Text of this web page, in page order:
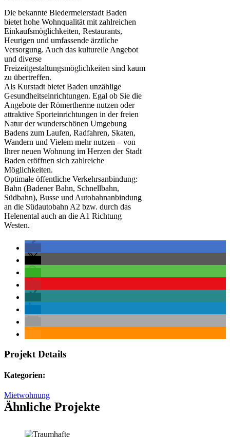
Die bekannte Biedermeierstadt Baden
bietet hohe Wohnqualität mit zahlreichen
Einkaufsmöglichkeiten, Restaurants,
Heurigen und umfassende ärztliche
Versorgung. Auch das kulturelle Angebot
und diverse
Freizeitgestaltungsmöglichkeiten sind kaum
zu übertreffen.
Als Kurstadt bietet Baden unzählige
Gesundheitseinrichtungen. Egal ob Sie die
Angebote der Römertherme nutzen oder
attraktive Sporteinrichtungen in der freien
Natur der wunderschönen Umgebung
Badens zum Laufen, Radfahren, Skaten,
Wandern und Vielem mehr nutzen – von
Ihrer neuen Wohnung im Herzen der Stadt
Baden eröffnen sich zahlreiche
Möglichkeiten.
Optimale öffentliche Verkehrsanbindung:
Bahn (Badener Bahn, Schnellbahn,
Südbahn), Busse und Autobahnanbindung
an die Südautobahn A2 bzw. durch das
Helenental auch an die A1 Richtung
Westen.
Projekt Details
Kategorien:
Mietwohnung
Ähnliche Projekte